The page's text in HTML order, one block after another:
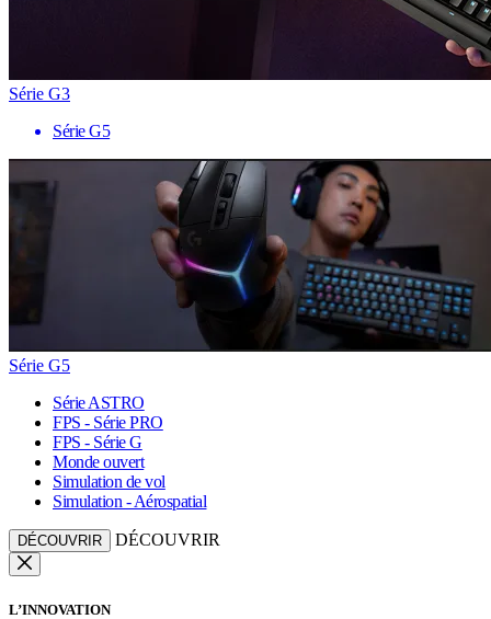
Série G3
Série G5
Série G5
Série ASTRO
FPS - Série PRO
FPS - Série G
Monde ouvert
Simulation de vol
Simulation - Aérospatial
DÉCOUVRIR DÉCOUVRIR
L’INNOVATION